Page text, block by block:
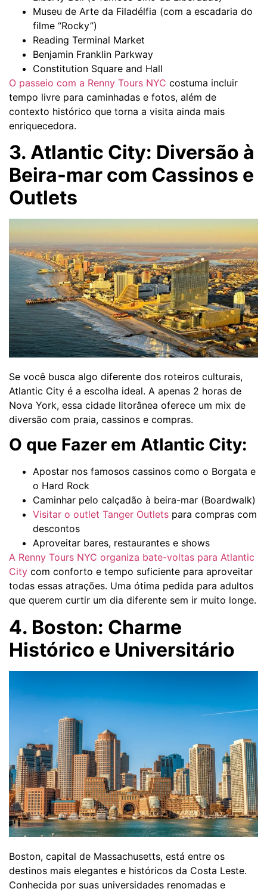
Museu de Arte da Filadélfia (com a escadaria do
filme “Rocky”)
Reading Terminal Market
Benjamin Franklin Parkway
Constitution Square and Hall
O passeio com a Renny Tours NYC costuma incluir
tempo livre para caminhadas e fotos, além de
contexto histórico que torna a visita ainda mais
enriquecedora.
3. Atlantic City: Diversão à
Beira-mar com Cassinos e
Outlets
Se você busca algo diferente dos roteiros culturais,
Atlantic City é a escolha ideal. A apenas 2 horas de
Nova York, essa cidade litorânea oferece um mix de
diversão com praia, cassinos e compras.
O que Fazer em Atlantic City:
Apostar nos famosos cassinos como o Borgata e
o Hard Rock
Caminhar pelo calçadão à beira-mar (Boardwalk)
Visitar o outlet Tanger Outlets para compras com
descontos
Aproveitar bares, restaurantes e shows
A Renny Tours NYC organiza bate-voltas para Atlantic
City com conforto e tempo suficiente para aproveitar
todas essas atrações. Uma ótima pedida para adultos
que querem curtir um dia diferente sem ir muito longe.
4. Boston: Charme
Histórico e Universitário
Boston, capital de Massachusetts, está entre os
destinos mais elegantes e históricos da Costa Leste.
Conhecida por suas universidades renomadas e